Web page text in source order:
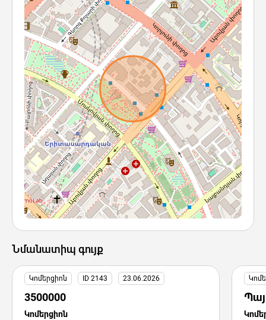
Նմանատիպ գույք
Կոմերցիոն ID 2143 23.06.2026
3500000
Կոմերցիոն